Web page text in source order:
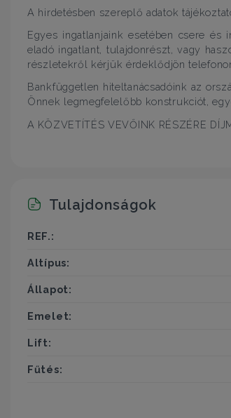
A hirdetésben szereplő adatok
Egyes ingatlanjaink esetében csere és
eladó ingatlant, tulajdonrészt, vagy
részletekről kérjük érdeklődjön
Bankfüggetlen hiteltanácsadóink az
Önnek legmegfelelőbb konstrukciót,
A KÖZVETÍTÉS VEVŐINK RÉSZÉRE
Tulajdonságok
REF.:
Altípus:
Állapot:
Emelet:
Lift:
Fűtés: